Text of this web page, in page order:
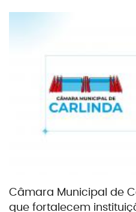
Câmara Municipal de
que fortalecem